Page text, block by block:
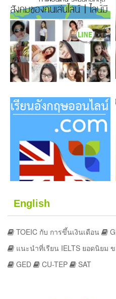
English
TOEIC กับ การขึ้นเงินเดือน
แนะนำที่เรียน IELTS ยอดนิยม ข
GED
CU-TEP SAT